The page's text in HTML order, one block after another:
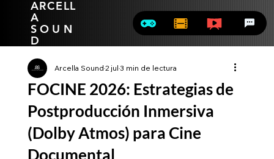
ARCELL
A
SOUN
D
FOCINE 2026: Estrategias de
Postproducción Inmersiva
(Dolby Atmos) para Cine
Documental
Arcella Sound2 jul3 min de lectura